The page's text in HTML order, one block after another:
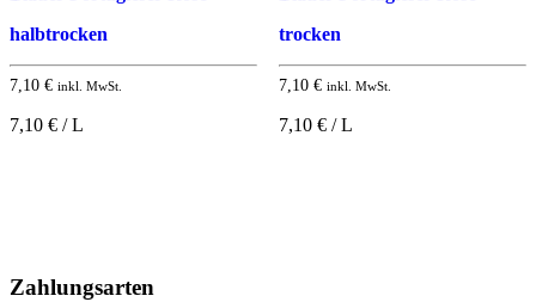
halbtrocken
7,10 € inkl. MwSt.
7,10 € / L
trocken
7,10 € inkl. MwSt.
7,10 € / L
oben
Zahlungsarten